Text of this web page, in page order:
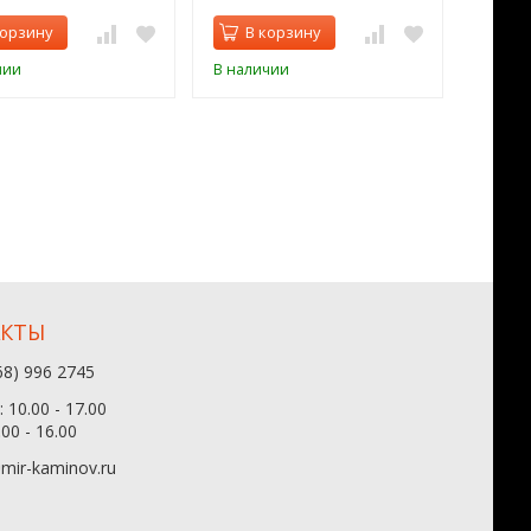
В корзину
В наличии
996 2745
10.00 - 17.00
- 16.00
kaminov.ru